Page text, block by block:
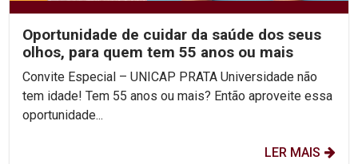
Oportunidade de cuidar da saúde dos seus
olhos, para quem tem 55 anos ou mais
Convite Especial – UNICAP PRATA Universidade não
tem idade! Tem 55 anos ou mais? Então aproveite essa
oportunidade...
LER MAIS